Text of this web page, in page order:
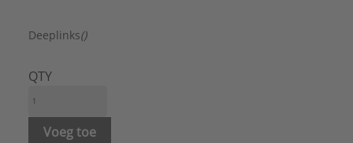
Deeplinks()
QTY
Voeg toe